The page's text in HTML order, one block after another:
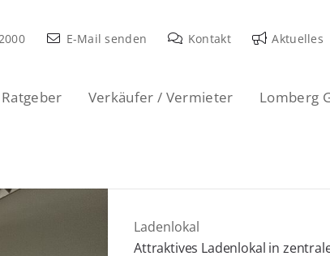
E-Mail senden Kontakt Aktuelles
Ratgeber Verkäufer / Vermieter Lomberg
Ladenlokal
Attraktives Ladenlokal in